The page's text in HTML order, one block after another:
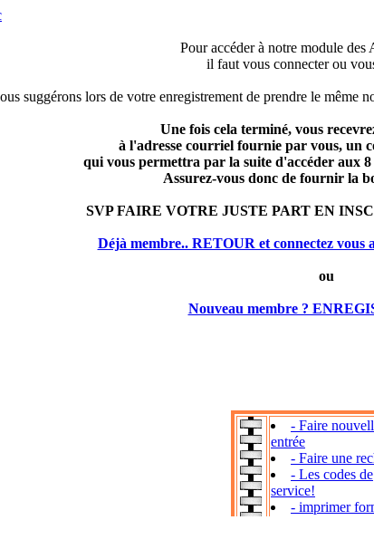
Pour accéder à notre module des
il faut vous connecter ou
suggérons lors de votre enregistrement de prendre le
Une fois cela terminé, vous
à l'adresse courriel fournie par vous, un
qui vous permettra par la suite d'accéder aux 8
Assurez-vous donc de fournir la
SVP FAIRE VOTRE JUSTE PART EN
Déjà membre.. RETOUR et connectez vous
ou
Nouveau membre ?